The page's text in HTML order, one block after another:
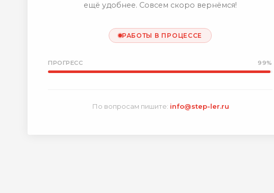
ещё удобнее. Совсем скоро вернёмся!
РАБОТЫ В ПРОЦЕССЕ
ПРОГРЕСС 99%
По вопросам пишите: info@step-ler.ru